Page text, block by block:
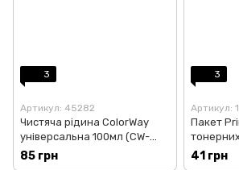
3
Артикул: 45282
Чистяча рідина ColorWay
універсальна 100мл (CW-
UCH01)
85 грн
3
Артикул:
Пакет
(AirBag
41 грн